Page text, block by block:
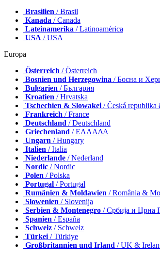
Brasilien / Brasil
Kanada / Canada
Lateinamerika / Latinoamérica
USA / USA
Europa
Österreich / Österreich
Bosnien und Herzegowina / Босна и
Bulgarien / България
Kroatien / Hrvatska
Tschechien & Slowakei/ Česká republika
Frankreich / France
Deutschland / Deutschland
Griechenland / ΕΛΛΑΔΑ
Ungarn / Hungary
Italien / Italia
Niederlande / Nederland
Nordic / Nordic
Polen / Polska
Portugal / Portugal
Rumänien & Moldawien / România &
Slowenien / Slovenija
Serbien & Montenegro / Србија и Црна
Spanien / España
Schweiz / Schweiz
Türkei/ Türkiye
Großbritannien und Irland / UK &